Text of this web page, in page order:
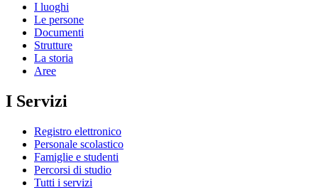
I luoghi
Le persone
Documenti
Strutture
La storia
Aree
I Servizi
Registro elettronico
Personale scolastico
Famiglie e studenti
Percorsi di studio
Tutti i servizi